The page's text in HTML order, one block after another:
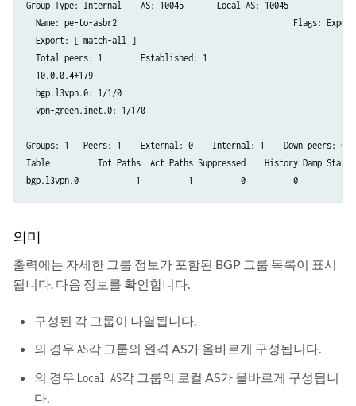
Group Type: Internal    AS: 10045       Local AS: 10045
Name: pe-to-asbr2                                     Flags:
  Export: [ match-all ]
  Total peers: 1        Established: 1
  10.0.0.4+179
  bgp.l3vpn.0: 1/1/0
  vpn-green.inet.0: 1/1/0
Groups: 1   Peers: 1    External: 0    Internal: 1    Down peers: 0
Table          Tot Paths  Act Paths Suppressed    History Damp State
bgp.l3vpn.0            1          1          0          0
의미
출력에는 자세한 그룹 정보가 포함된 BGP 그룹 목록이 표시
됩니다. 다음 정보를 확인합니다.
구성된 각 그룹이 나열됩니다.
의 경우 AS각 그룹의 원격 AS가 올바르게 구성됩니다.
의 경우 Local AS각 그룹의 로컬 AS가 올바르게 구성됩니
다.